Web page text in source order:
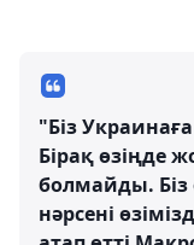
"Біз
Бірақ өзіңде
болмайды. Біз
нәрсені